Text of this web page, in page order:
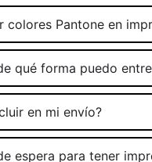
colores Pantone en
qué forma puedo
en mi envío?
espera para tener